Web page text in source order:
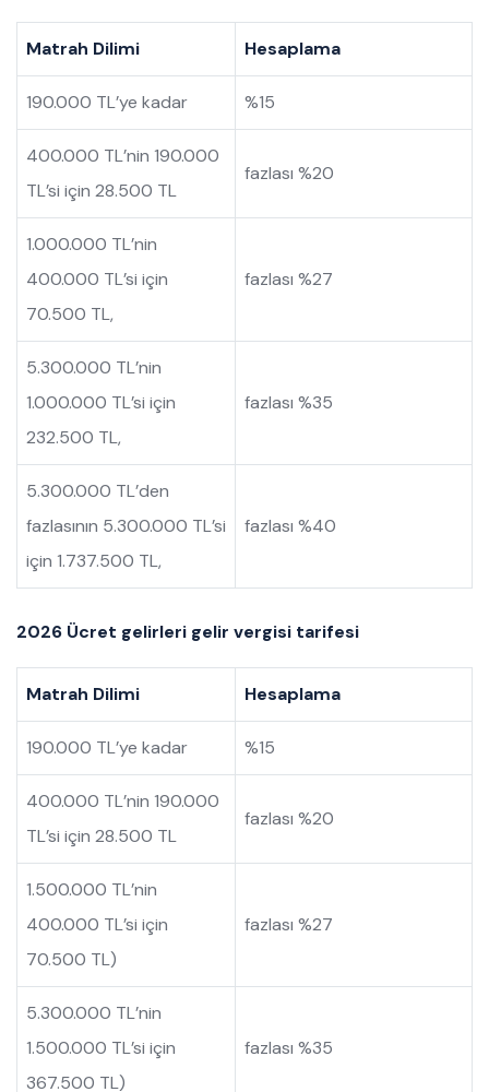
Matrah Dilimi Hesaplama
190.000 TL’ye kadar %15
400.000 TL’nin 190.000
TL’si için 28.500 TL
fazlası %20
1.000.000 TL’nin
400.000 TL’si için
70.500 TL,
fazlası %27
5.300.000 TL’nin
1.000.000 TL’si için
232.500 TL,
fazlası %35
5.300.000 TL’den
fazlasının 5.300.000 TL’si
için 1.737.500 TL,
fazlası %40
2026 Ücret gelirleri gelir vergisi tarifesi
Matrah Dilimi Hesaplama
190.000 TL’ye kadar %15
400.000 TL’nin 190.000
TL’si için 28.500 TL
fazlası %20
1.500.000 TL’nin
400.000 TL’si için
70.500 TL)
fazlası %27
5.300.000 TL’nin
1.500.000 TL’si için
367.500 TL)
fazlası %35